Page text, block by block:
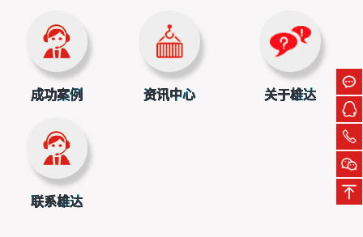
成功案例 资讯中心 关于雄达
联系雄达